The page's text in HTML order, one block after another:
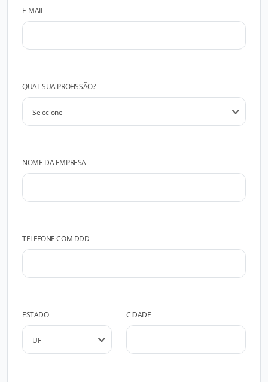
E-MAIL
QUAL SUA PROFISSÃO?
NOME DA EMPRESA
TELEFONE COM DDD
ESTADO CIDADE